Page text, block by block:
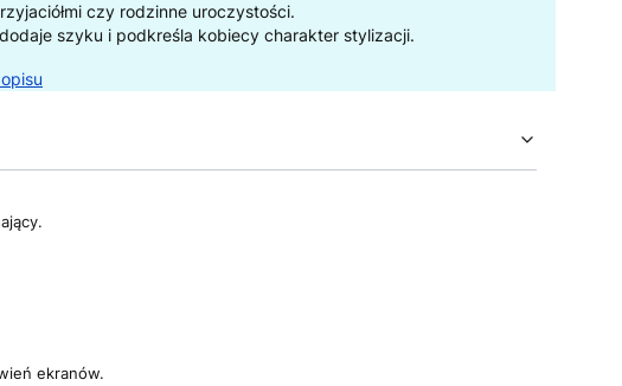
czy rodzinne uroczystości.
szyku i podkreśla kobiecy charakter stylizacji.
ekranów.